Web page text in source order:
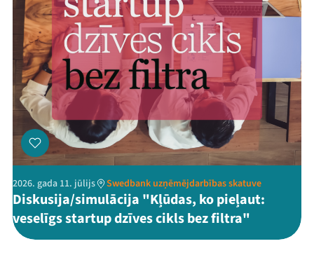
2026. gada 11. jūlijs Swedbank uzņēmējdarbības skatuve
Diskusija/simulācija "Kļūdas, ko pieļaut:
veselīgs startup dzīves cikls bez filtra"